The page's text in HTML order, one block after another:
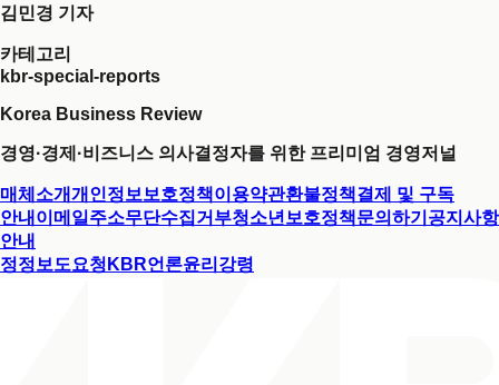
김민경 기자
카테고리
kbr-special-reports
Korea Business Review
경영·경제·비즈니스 의사결정자를 위한 프리미엄 경영저널
매체소개개인정보보호정책이용약관환불정책결제 및 구독
안내 이메일주소무단수집거부청소년보호정책문의하기 공지사항
안내
정정보도요청 KBR언론윤리강령